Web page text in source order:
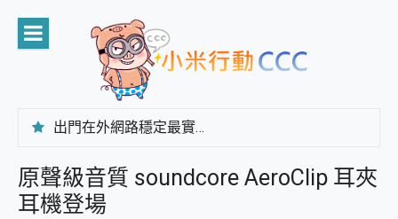
content
出門在外網路穩定最實在 「台灣大哥大」榮獲 4G/5G 在線率全球 NO.3 全台第一與全台六冠王實測心得，走到哪順到哪！
CP 值天花板~ Bongcom BS5 足球君開箱~ 短焦投影機 3千元就能擁有！ 折扣碼在這～
專為 PC上的 XBOX和掌機設計的 FireCuda X1070 SSD 固態硬碟開箱 評測
原聲級音質 soundcore AeroClip 耳夾
耳機登場